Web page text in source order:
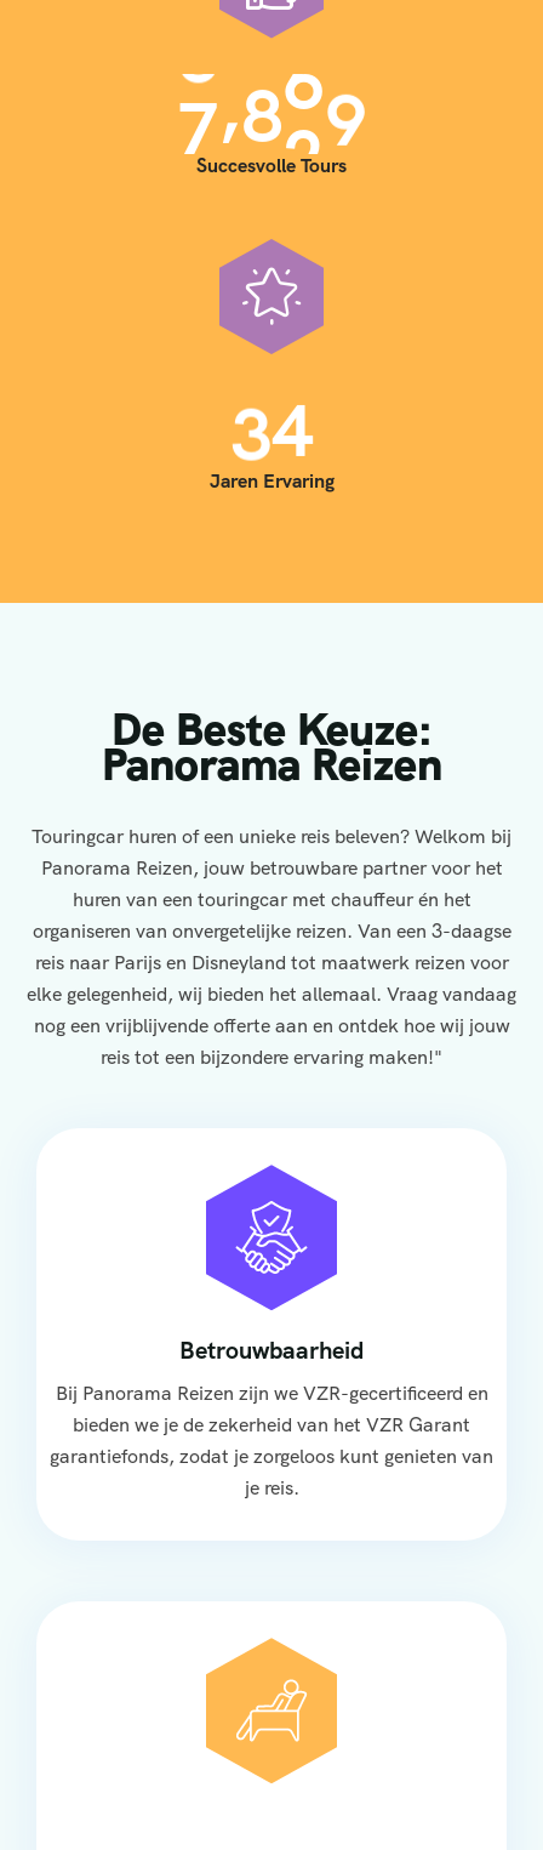
7,000
Succesvolle Tours
35
Jaren Ervaring
De Beste Keuze:
Panorama Reizen
Touringcar huren of een unieke reis beleven? Welkom bij
Panorama Reizen, jouw betrouwbare partner voor het
huren van een touringcar met chauffeur én het
organiseren van onvergetelijke reizen. Van een 3-daagse
reis naar Parijs en Disneyland tot maatwerk reizen voor
elke gelegenheid, wij bieden het allemaal. Vraag vandaag
nog een vrijblijvende offerte aan en ontdek hoe wij jouw
reis tot een bijzondere ervaring maken!"
Betrouwbaarheid
Bij Panorama Reizen zijn we VZR-gecertificeerd en
bieden we je de zekerheid van het VZR Garant
garantiefonds, zodat je zorgeloos kunt genieten van
je reis.